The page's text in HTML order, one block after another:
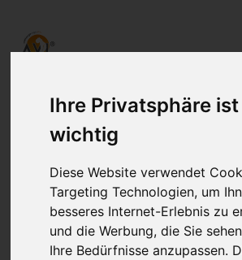
Ihre Privatsphäre
wichtig
Diese Website verwendet
Targeting Technologien, um
besseres Internet-Erlebnis zu
und die Werbung, die Sie
Ihre Bedürfnisse anzupassen.